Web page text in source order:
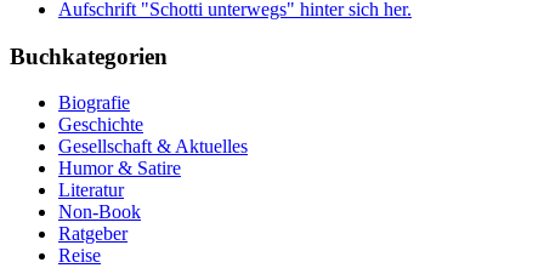
Buchkategorien
Biografie
Geschichte
Gesellschaft & Aktuelles
Humor & Satire
Literatur
Non-Book
Ratgeber
Reise